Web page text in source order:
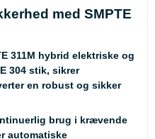
med SMPTE
311M hybrid elektriske og
304 stik, sikrer
en robust og sikker
brug i krævende
automatiske